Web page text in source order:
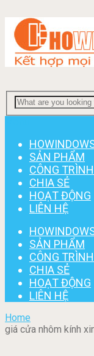
SẢN PHẨM
CÔNG
CHIA SẺ
HOẠT ĐỘNG
LIÊN HỆ
SẢN PHẨM
CÔNG
CHIA SẺ
HOẠT ĐỘNG
LIÊN HỆ
Home
giá cửa nhôm kính